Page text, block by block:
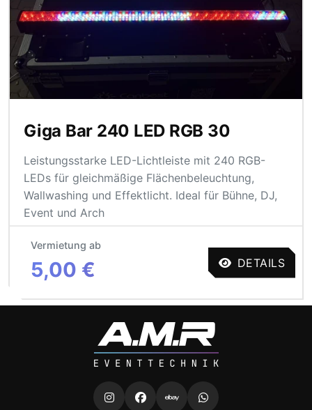
Giga Bar 240 LED RGB 30
Leistungsstarke LED-Lichtleiste mit 240 RGB-
LEDs für gleichmäßige Flächenbeleuchtung,
Wallwashing und Effektlicht. Ideal für Bühne, DJ,
Event und Arch
Vermietung ab
5,00 € DETAILS